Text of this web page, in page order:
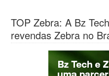
TOP Zebra: A Bz
revendas Zebra no